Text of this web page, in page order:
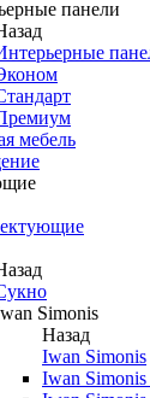
панели
мебель
Simonis
Назад
Iwan Simonis
Iwan Simonis